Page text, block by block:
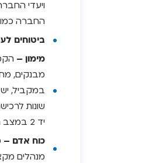
ויעדי
החברה כמו
ביטוחים
מימון –
מבנקים,
במקביל, יש
שונות
יד 2 במצב תקני.
כוח אדם –
מנהלים